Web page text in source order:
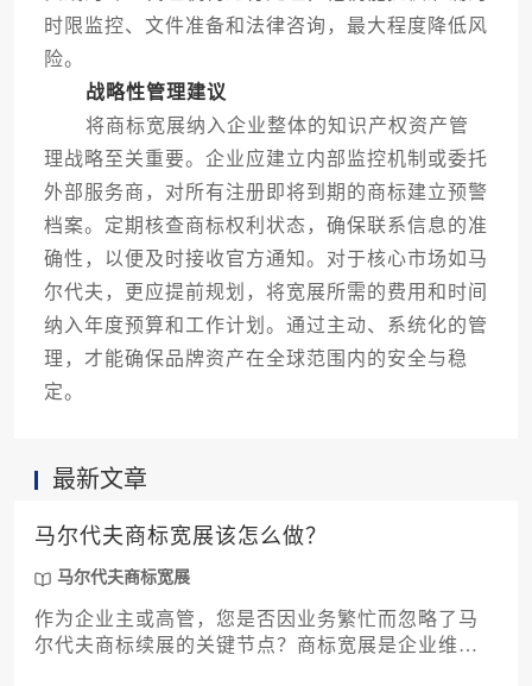
时限监控、文件准备和法律咨询，最大程度降低风
险。
战略性管理建议
将商标宽展纳入企业整体的知识产权资产管
理战略至关重要。企业应建立内部监控机制或委托
外部服务商，对所有注册即将到期的商标建立预警
档案。定期核查商标权利状态，确保联系信息的准
确性，以便及时接收官方通知。对于核心市场如马
尔代夫，更应提前规划，将宽展所需的费用和时间
纳入年度预算和工作计划。通过主动、系统化的管
理，才能确保品牌资产在全球范围内的安全与稳
定。
最新文章
马尔代夫商标宽展该怎么做？
马尔代夫商标宽展
作为企业主或高管，您是否因业务繁忙而忽略了马
尔代夫商标续展的关键节点？商标宽展是企业维系